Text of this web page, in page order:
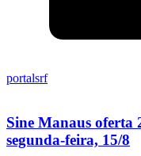
portalsrf
Sine Manaus oferta
segunda-feira, 15/8